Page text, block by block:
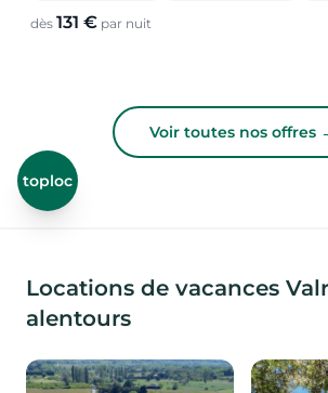
dès 131 € par nuit
Voir toutes nos offres
toploc
Locations de vacances
alentours